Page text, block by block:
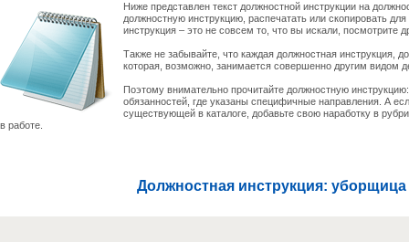
Ниже представлен текст должностной инструкции на
должностную инструкцию, распечатать или скопировать
инструкция – это не совсем то, что вы искали, посмотрите
Также не забывайте, что каждая должностная инструкция,
которая, возможно, занимается совершенно другим видом
Поэтому внимательно прочитайте должностную
обязанностей, где указаны специфичные направления. А
существующей в каталоге, добавьте свою наработку в
в работе.
Должностная инструкция: